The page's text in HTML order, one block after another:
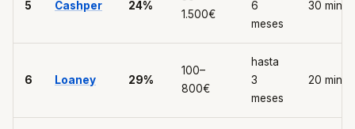
5 Cashper 24%
1.500€
6
meses
30 min
6 Loaney 29%
100–
800€
hasta
3
meses
20 min